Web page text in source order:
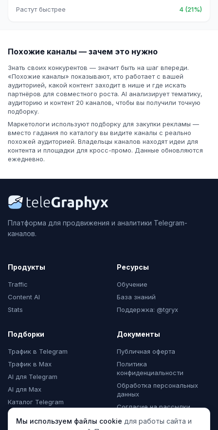
Растут быстрее
4 (21%)
Похожие каналы — зачем это нужно
Знать своих конкурентов — значит быть на шаг впереди.
«Похожие каналы» показывают, кто работает с вашей
аудиторией, какой контент заходит в нише и где искать
партнёров для совместного роста. AI анализирует тематику,
аудиторию и контент 20 каналов, чтобы вы получили точную
подборку.
Маркетологи используют подборку для закупки рекламы —
вместо гадания по каталогу вы видите каналы с реально
похожей аудиторией. Владельцы каналов находят идеи для
контента и площадки для кросс-промо. Данные обновляются
ежедневно.
Платформа для продвижения и аналитики Telegram-
каналов.
Продукты
Traffic
Content AI
Stats
Ресурсы
Обучение
База знаний
Поддержка: @tgryx
Подборки
Трафик в Telegram
Трафик в Max
AI для Telegram
AI для Max
Каталог Telegram
Каталог Max
Комментарии Max
Документы
Публичная оферта
Политика
конфиденциальности
Обработка персональных
данных
Согласие на рассылки
Мы используем файлы cookie для работы сайта и